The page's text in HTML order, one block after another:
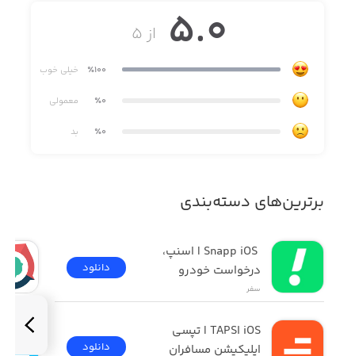
از ۵ 5.0
٪100 خیلی خوب
٪0 معمولی
٪0 بد
برترین‌های دسته‌بندی
درخواست خودرو
سفر
دانلود
اپلیکیشن مسافران
دانلود